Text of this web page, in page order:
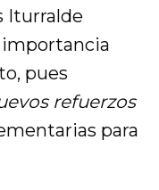
Iturralde
importancia
pues
refuerzos
para